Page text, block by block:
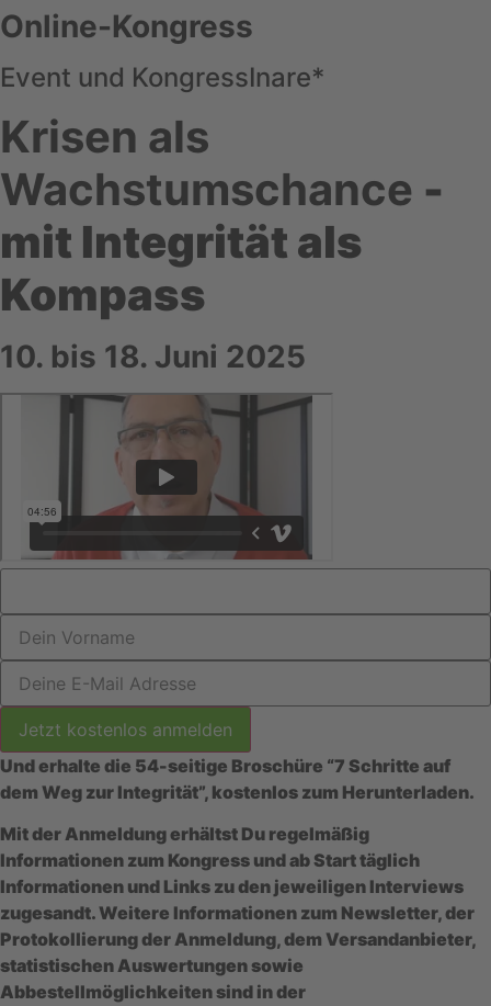
Online-Kongress
Event und KongressInare*
Krisen als
Wachstumschance -
mit Integrität als
Kompass
10. bis 18. Juni 2025
Und erhalte die 54-seitige Broschüre “7 Schritte auf
dem Weg zur Integrität”, kostenlos zum Herunterladen.
Mit der Anmeldung erhältst Du regelmäßig
Informationen zum Kongress und ab Start täglich
Informationen und Links zu den jeweiligen Interviews
zugesandt. Weitere Informationen zum Newsletter, der
Protokollierung der Anmeldung, dem Versandanbieter,
statistischen Auswertungen sowie
Abbestellmöglichkeiten sind in der